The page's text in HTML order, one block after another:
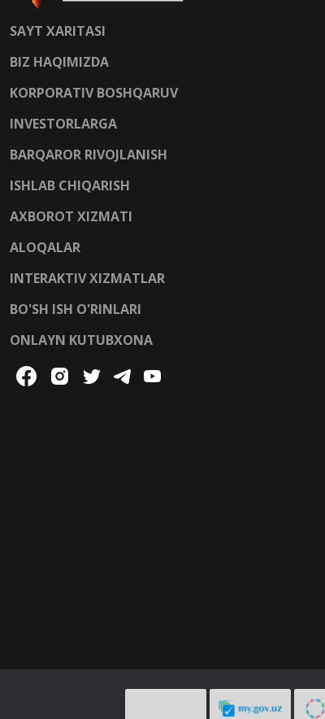
SAYT XARITASI
BIZ HAQIMIZDA
KORPORATIV BOSHQARUV
INVESTORLARGA
BARQAROR RIVOJLANISH
ISHLAB CHIQARISH
AXBOROT XIZMATI
ALOQALAR
INTERAKTIV XIZMATLAR
BO'SH ISH O'RINLARI
ONLAYN KUTUBXONA